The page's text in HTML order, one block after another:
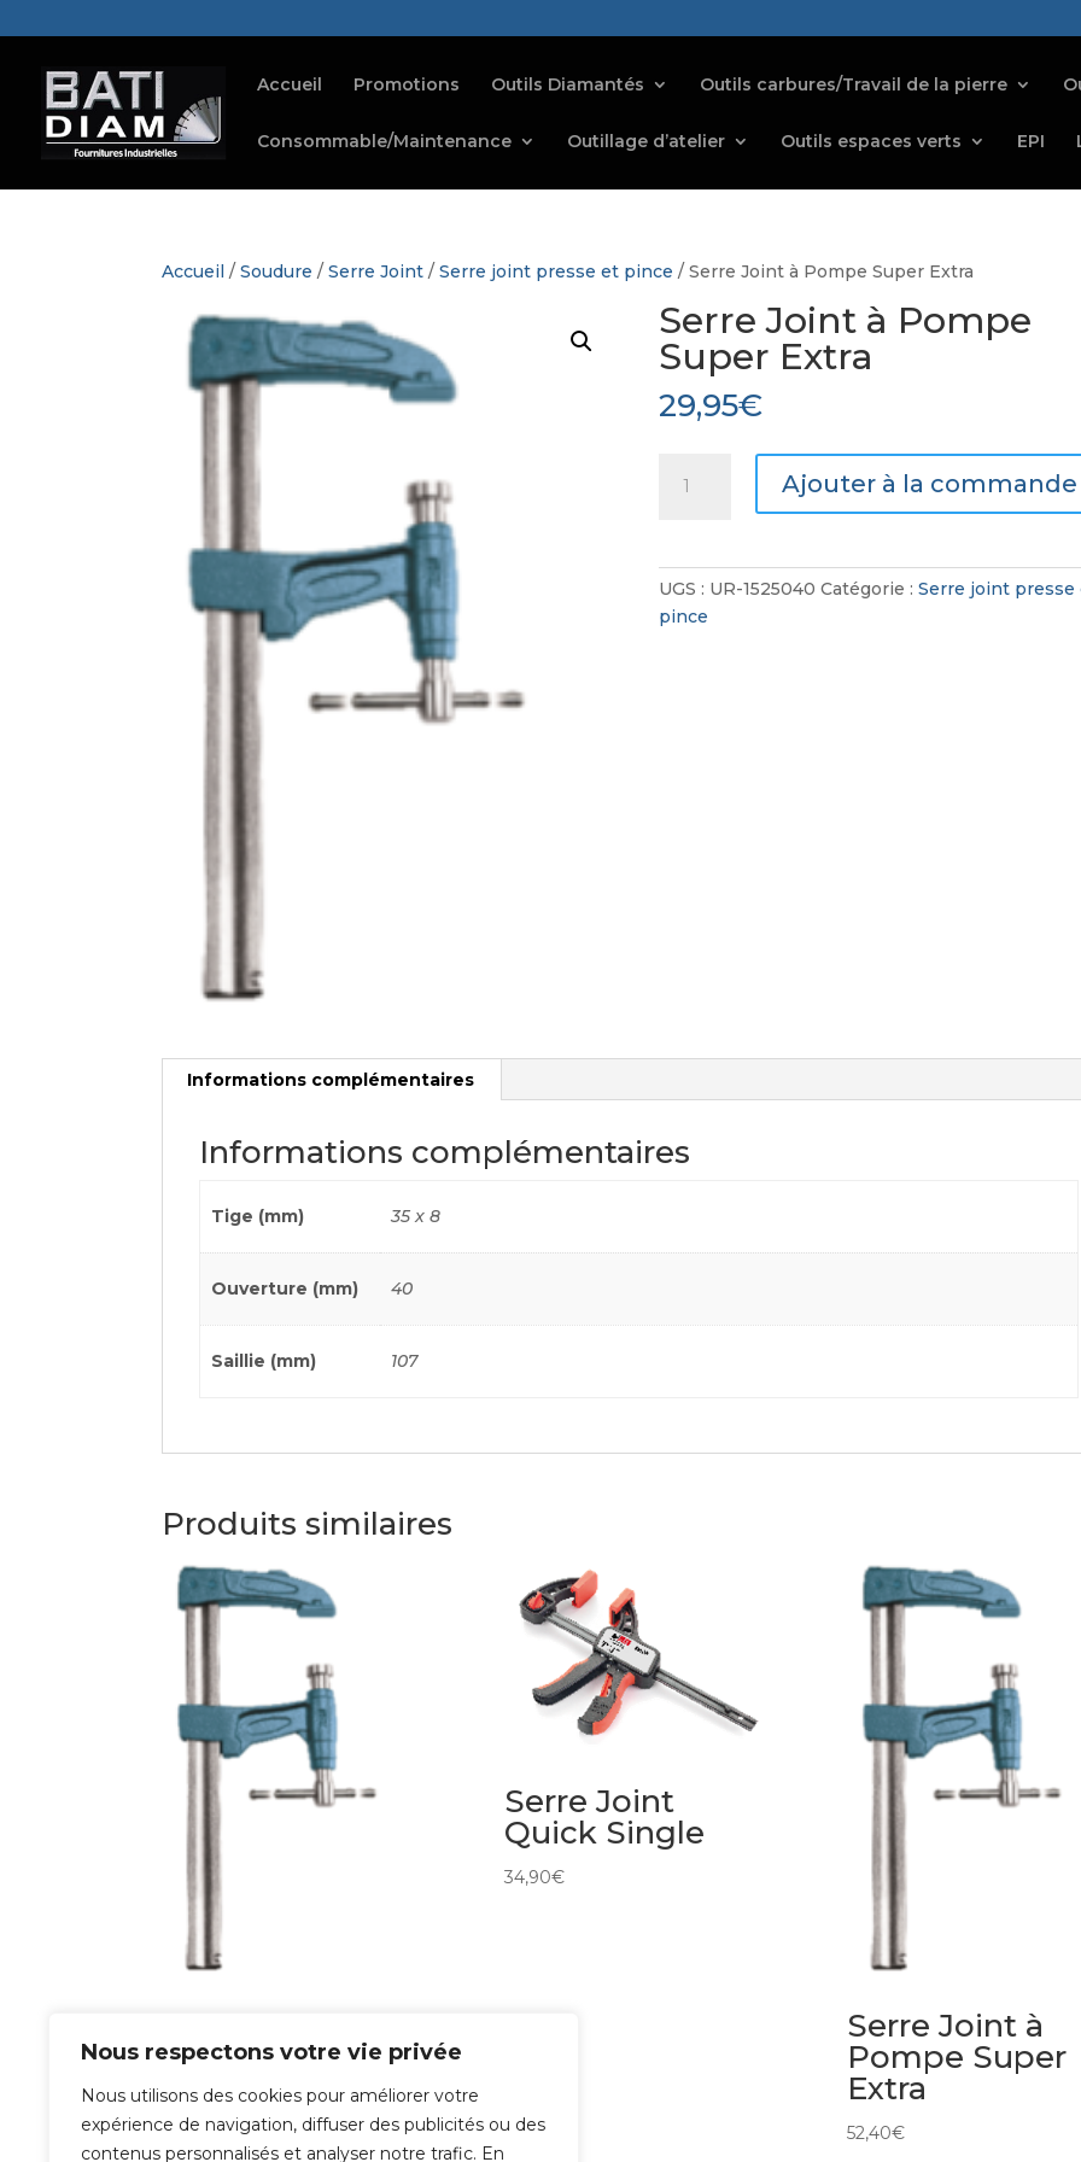
Nous respectons votre vie privée
Nous utilisons des cookies pour améliorer votre
expérience de navigation, diffuser des publicités ou des
contenus personnalisés et analyser notre trafic. En
Accueil Promotions Outils Diamantés Outils carbures/Travail de la pierre
Consommable/Maintenance Outillage d’atelier Outils espaces verts EPI
Accueil /Soudure /Serre Joint /Serre joint presse et pince / Serre Joint à Pompe Super Extra
Serre Joint à Pompe
Super Extra
29,95€
Pompe
Super
Ajouter à la commande
UGS : UR-1525040 Catégorie :Serre joint presse
pince
Informations complémentaires
Informations complémentaires
Tige (mm) 35 x 8
Ouverture (mm) 40
Saillie (mm) 107
Produits similaires
Pompe Super
Extra
34,90 €
Serre Joint
Quick Single
34,90€
Serre Joint à
Pompe Super
Extra
52,40€